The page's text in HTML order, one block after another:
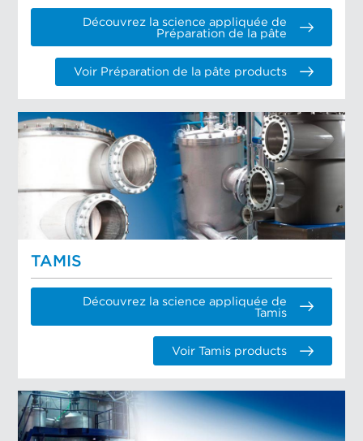
Découvrez la science appliquée de
Préparation de la pâte
Voir Préparation de la pâte products
TAMIS
Découvrez la science appliquée de
Tamis
Voir Tamis products